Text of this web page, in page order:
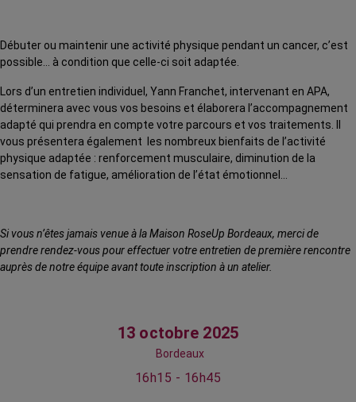
Débuter ou maintenir une activité physique pendant un cancer, c’est
possible… à condition que celle-ci soit adaptée.
Lors d’un entretien individuel, Yann Franchet, intervenant en APA,
déterminera avec vous vos besoins et élaborera l’accompagnement
adapté qui prendra en compte votre parcours et vos traitements. Il
vous présentera également les nombreux bienfaits de l’activité
physique adaptée : renforcement musculaire, diminution de la
sensation de fatigue, amélioration de l’état émotionnel…
Si vous n’êtes jamais venue à la Maison RoseUp Bordeaux, merci de
prendre rendez-vous pour effectuer votre entretien de première rencontre
auprès de notre équipe avant toute inscription à un atelier.
13 octobre 2025
Bordeaux
16h15 - 16h45